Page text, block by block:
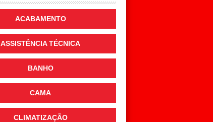
ACABAMENTO
ASSISTÊNCIA TÉCNICA
BANHO
CAMA
CLIMATIZAÇÃO